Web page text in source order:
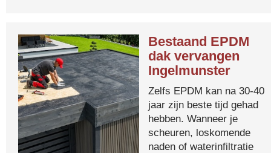
Bestaand EPDM
dak vervangen
Ingelmunster
Zelfs EPDM kan na 30-40
jaar zijn beste tijd gehad
hebben. Wanneer je
scheuren, loskomende
naden of waterinfiltratie